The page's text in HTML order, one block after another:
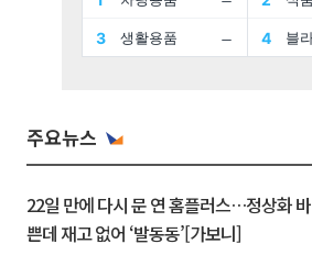
주요뉴스
22일 만에 다시 문 연 홈플러스…정상화 바
쁜데 재고 없어 ‘발동동’[가보니]